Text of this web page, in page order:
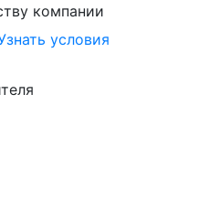
компании
условия